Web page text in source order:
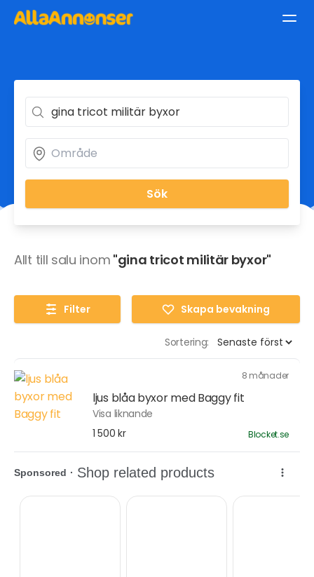
Sök
Allt till salu inom "gina tricot militär byxor"
Filter Skapa bevakning
Sortering:
8 månader
ljus blåa byxor med Baggy fit
Visa liknande
1 500 kr
Blocket.se